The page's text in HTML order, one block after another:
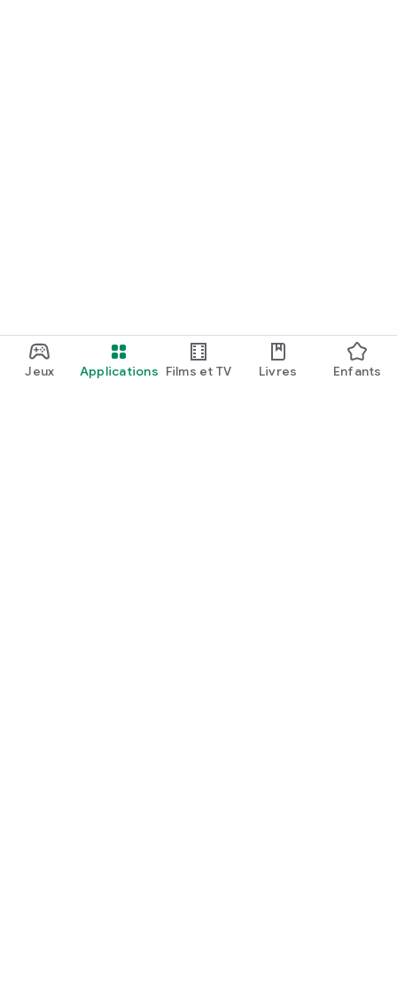
Jeux Applications Films et TV Livres Enfants